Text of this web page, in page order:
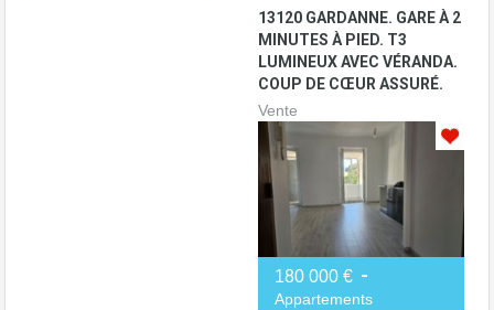
13120 GARDANNE. GARE À 2
MINUTES À PIED. T3
LUMINEUX AVEC VÉRANDA.
COUP DE CŒUR ASSURÉ.
Vente
180 000 € -
Appartements